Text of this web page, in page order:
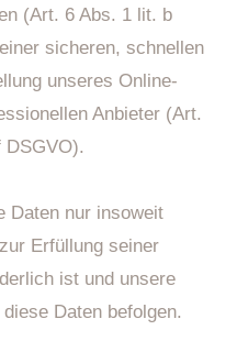
(Art. 6 Abs. 1 lit. b
sicheren, schnellen
unseres Online-
Anbieter (Art.
Daten nur insoweit
Erfüllung seiner
ist und unsere
Daten befolgen.